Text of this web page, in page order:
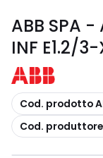
ABB SPA -
INF E1.2/
copia
Cod. prodotto
copia
Cod. produttore